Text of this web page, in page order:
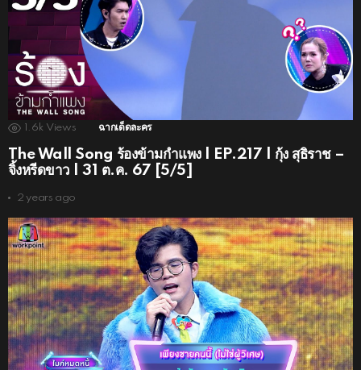
1.6k Views ฉากเด็ดละคร
The Wall Song ร้องข้ามกำแพง | EP.217 | กุ้ง สุธิราช –
จิ้งหรีดขาว | 31 ต.ค. 67 [5/5]
2 years ago